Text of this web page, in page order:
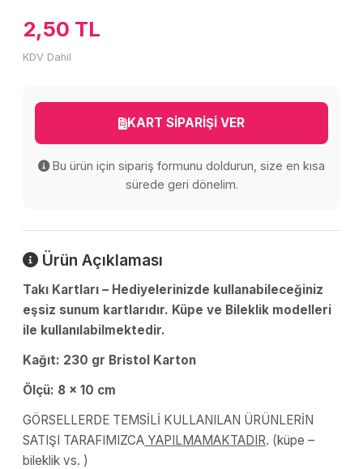
2,50 TL
KDV Dahil
KART SİPARİŞİ VER
Bu ürün için sipariş formunu doldurun, size en kısa
sürede geri dönelim.
Ürün Açıklaması
Takı Kartları – Hediyelerinizde kullanabileceğiniz
eşsiz sunum kartlarıdır. Küpe ve Bileklik modelleri
ile kullanılabilmektedir.
Kağıt: 230 gr Bristol Karton
Ölçü: 8 x 10 cm
GÖRSELLERDE TEMSİLİ KULLANILAN ÜRÜNLERİN
SATIŞI TARAFIMIZCA YAPILMAMAKTADIR. (küpe –
bileklik vs. )